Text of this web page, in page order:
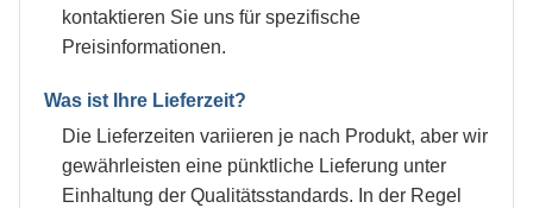
kontaktieren Sie uns für spezifische
Preisinformationen.
Was ist Ihre Lieferzeit?
Die Lieferzeiten variieren je nach Produkt, aber wir
gewährleisten eine pünktliche Lieferung unter
Einhaltung der Qualitätsstandards. In der Regel